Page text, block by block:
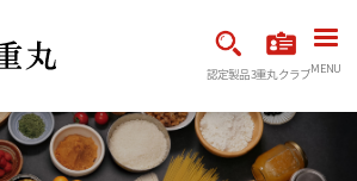
認定製品3重丸クラブMENU